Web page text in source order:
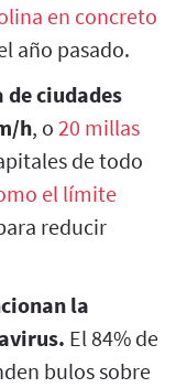
en concreto
año pasado.
de ciudades
h, o 20 millas
de todo
el límite
reducir
la
El 84% de
bulos sobre